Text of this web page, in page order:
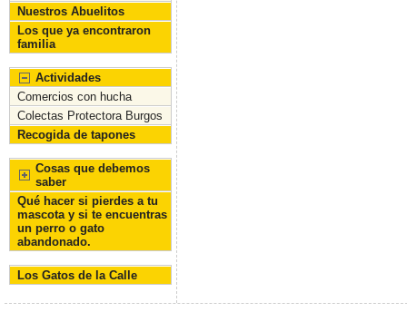
Nuestros Abuelitos
Los que ya encontraron
familia
Actividades
Comercios con hucha
Colectas Protectora Burgos
Recogida de tapones
Cosas que debemos
saber
Qué hacer si pierdes a tu
mascota y si te encuentras
un perro o gato
abandonado.
Los Gatos de la Calle